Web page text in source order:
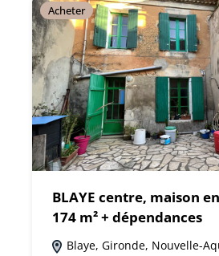
Acheter
BLAYE centre, maison
174 m² + dépendances
Blaye, Gironde, Nouvelle-